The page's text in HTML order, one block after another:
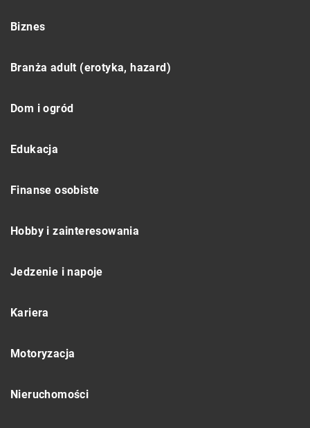
Biznes
Branża adult (erotyka, hazard)
Dom i ogród
Edukacja
Finanse osobiste
Hobby i zainteresowania
Jedzenie i napoje
Kariera
Motoryzacja
Nieruchomości